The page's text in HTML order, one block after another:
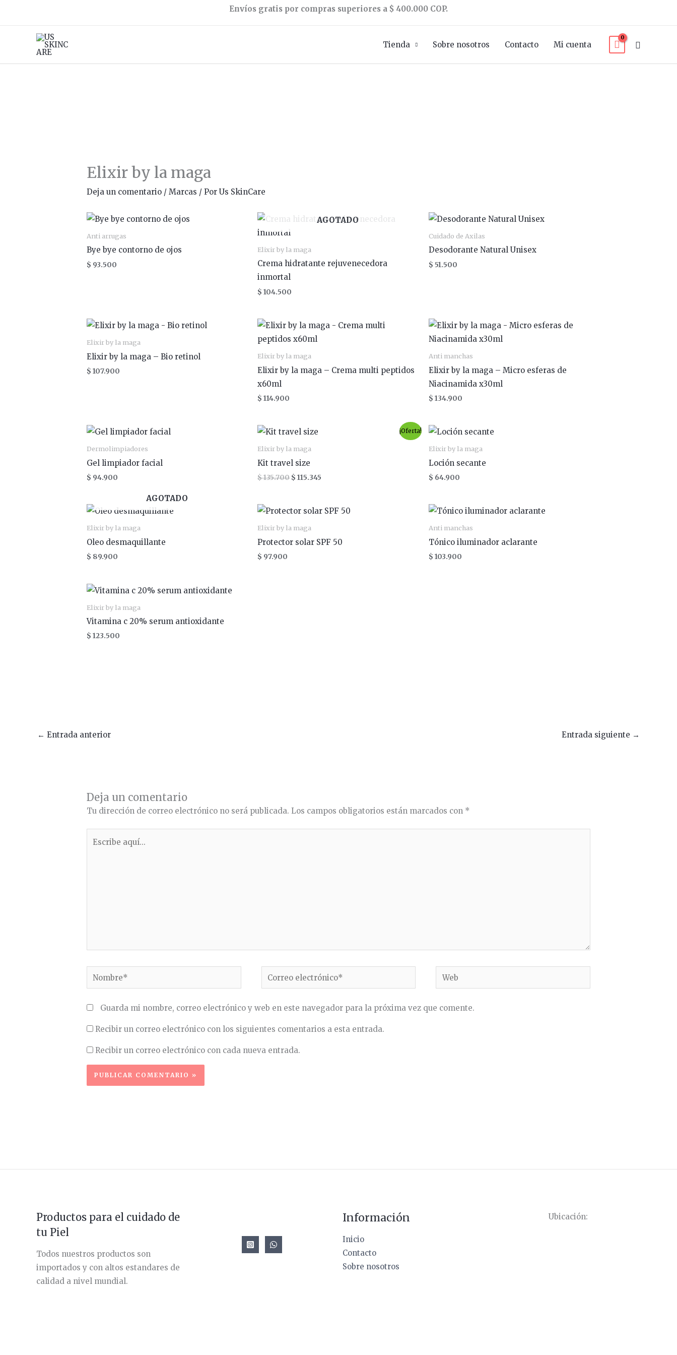
contenido
Envíos gratis por compras superiores a $ 400.000 COP.
Tienda Sobre nosotros Contacto Mi cuenta Buscar
Elixir by la maga
Deja un comentario /Marcas / PorUs SkinCare
Anti arrugas
Bye bye contorno de ojos
$ 93.500
AGOTADO
Elixir by la maga
Crema hidratante rejuvenecedora
inmortal
$ 104.500
Cuidado de Axilas
Desodorante Natural Unisex
$ 51.500
Elixir by la maga
Elixir by la maga – Bio retinol
$ 107.900
Elixir by la maga
Elixir by la maga – Crema multi peptidos
x60ml
$ 114.900
Anti manchas
Elixir by la maga – Micro esferas de
Niacinamida x30ml
$ 134.900
Dermolimpiadores
Gel limpiador facial
$ 94.900
¡Oferta!
Elixir by la maga
Kit travel size
$135.700
El
precio
original
era:
$ 135.700.
$ 115.345
Elixir by la maga
Loción secante
$ 64.900
AGOTADO
Elixir by la maga
Oleo desmaquillante
$ 89.900
Elixir by la maga
Protector solar SPF 50
$ 97.900
Anti manchas
Tónico iluminador aclarante
$ 103.900
Elixir by la maga
Vitamina c 20% serum antioxidante
$ 123.500
← Entrada anterior Entrada siguiente →
Deja un comentario
Tu dirección de correo electrónico no será publicada. Los campos obligatorios están marcados con *
Nombre*
Correo
electrónico*
Web
Guarda mi nombre, correo electrónico y web en este navegador para la próxima vez que comente.
Recibir un correo electrónico con los siguientes comentarios a esta entrada.
Recibir un correo electrónico con cada nueva entrada.
Productos para el cuidado de
tu Piel
Todos nuestros productos son
importados y con altos estandares de
calidad a nivel mundial.
Información
Inicio
Contacto
Sobre nosotros
Ubicación: